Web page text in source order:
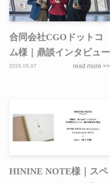
合同会社CGOドットコ
ム様｜鼎談インタビュー
2026.05.07
HININE NOTE様｜スペ